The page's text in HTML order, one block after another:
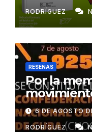
RODRÍGUEZ
RESEÑAS
Por la
6 DE AGOSTO
RODRÍGUEZ